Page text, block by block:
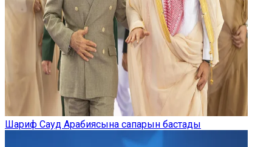
Шариф Сауд Арабиясына сапарын бастады